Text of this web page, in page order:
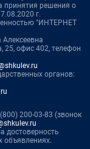
принятия решения о
г.
"ИНТЕРНЕТ
25, офис 402, телефон
органов:
200-03-83 (звонок
достоверность
объявлениях.